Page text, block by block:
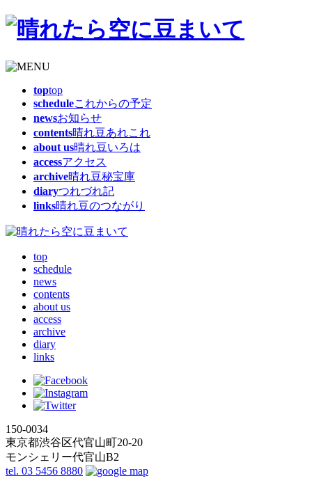
toptop
scheduleこれからの予定
newsお知らせ
contents晴れ豆あれこれ
about us晴れ豆いろは
accessアクセス
archive晴れ豆秘宝庫
diaryつれづれ記
links晴れ豆のつながり
top
schedule
news
contents
about us
access
archive
diary
links
150-0034
東京都渋谷区代官山町20-20
モンシェリー代官山B2
tel. 03 5456 8880